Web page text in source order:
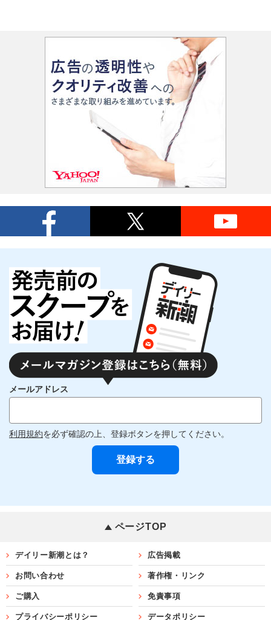
メールアドレス
利用規約を必ず確認の上、登録ボタンを押してください。
ページTOP
デイリー新潮とは？ 広告掲載
お問い合わせ 著作権・リンク
ご購入 免責事項
プライバシーポリシー データポリシー